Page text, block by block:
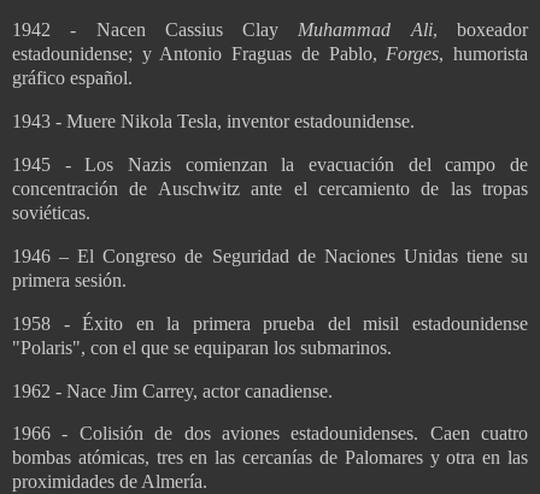
1942 - Nacen Cassius ClayMuhammad Ali, boxeador
estadounidense; y Antonio Fraguas de Pablo,Forges, humorista
gráfico español.
1943 - Muere Nikola Tesla, inventor estadounidense.
1945 - Los Nazis comienzan la evacuación del campo de
concentración de Auschwitz ante el cercamiento de las tropas
soviéticas.
1946 – El Congreso de Seguridad de Naciones Unidas tiene su
primera sesión.
1958 - Éxito en la primera prueba del misil estadounidense
"Polaris", con el que se equiparan los submarinos.
1962 - Nace Jim Carrey, actor canadiense.
1966 - Colisión de dos aviones estadounidenses. Caen cuatro
bombas atómicas, tres en las cercanías de Palomares y otra en las
proximidades de Almería.